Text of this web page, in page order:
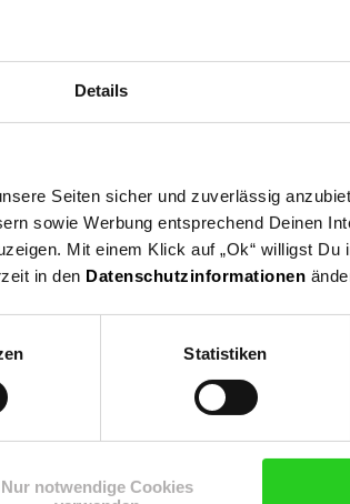
Details
Seiten sicher und zuverlässig
sowie Werbung entsprechend Deinen
Mit einem Klick auf „Ok“ willigst Du
in den Datenschutzinformationen
Statistiken
Nur notwendige Cookies
Jahr vor Ausbildungsbeginn